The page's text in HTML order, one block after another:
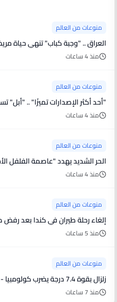
منوعات من العالم
العراق .. "وجبة كباب" تنهي حياة مريض بعد نجاح عمليته الجراحية
منذ 4 ساعات
منوعات من العالم
"أحد أكثر الإصدارات تميزًا" .. "أبل" تستعد لإحياء ساعتها الخزفية
منذ 4 ساعات
منوعات من العالم
الحر الشديد يهدد "عاصمة الفلفل الأحمر" ..
منذ 4 ساعات
منوعات من العالم
إلغاء رحلة طيران في كندا بعد
منذ 5 ساعات
منوعات من العالم
زلزال بقوة 7.4 درجة يضرب كولومبيا - فيديو
منذ 7 ساعات